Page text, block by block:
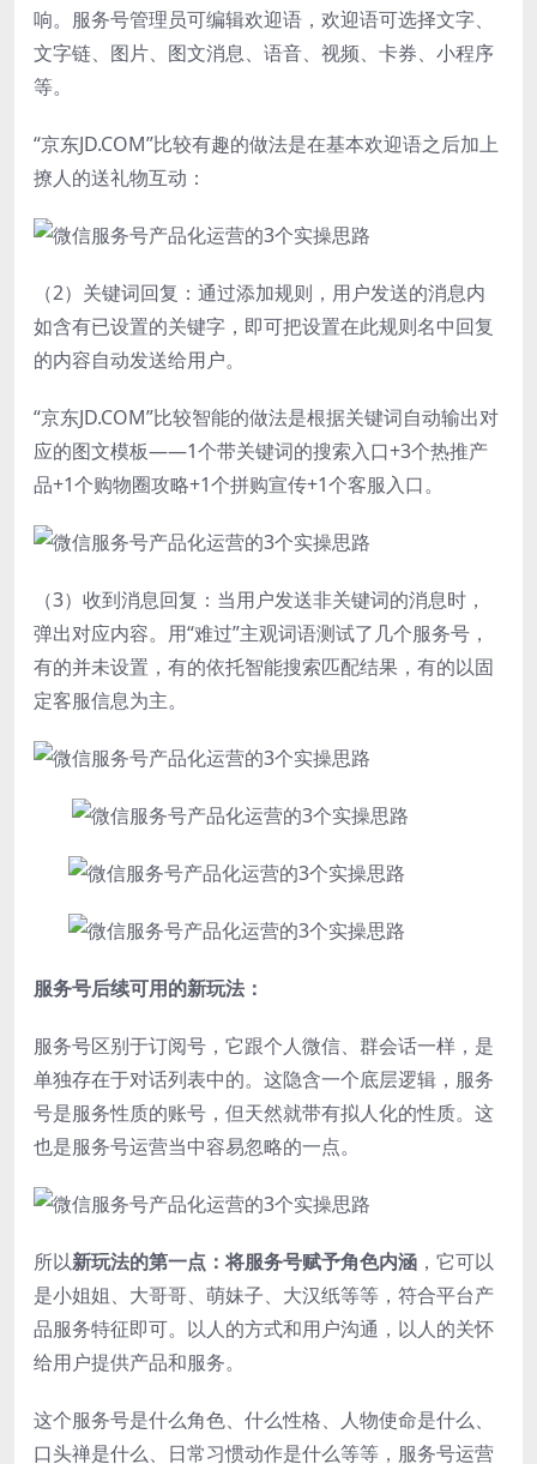
响。服务号管理员可编辑欢迎语，欢迎语可选择文字、
文字链、图片、图文消息、语音、视频、卡券、小程序
等。
“京东JD.COM”比较有趣的做法是在基本欢迎语之后加上
撩人的送礼物互动：
（2）关键词回复：通过添加规则，用户发送的消息内
如含有已设置的关键字，即可把设置在此规则名中回复
的内容自动发送给用户。
“京东JD.COM”比较智能的做法是根据关键词自动输出对
应的图文模板——1个带关键词的搜索入口+3个热推产
品+1个购物圈攻略+1个拼购宣传+1个客服入口。
（3）收到消息回复：当用户发送非关键词的消息时，
弹出对应内容。用“难过”主观词语测试了几个服务号，
有的并未设置，有的依托智能搜索匹配结果，有的以固
定客服信息为主。
服务号后续可用的新玩法：
服务号区别于订阅号，它跟个人微信、群会话一样，是
单独存在于对话列表中的。这隐含一个底层逻辑，服务
号是服务性质的账号，但天然就带有拟人化的性质。这
也是服务号运营当中容易忽略的一点。
所以新玩法的第一点：将服务号赋予角色内涵 ，它可以
是小姐姐、大哥哥、萌妹子、大汉纸等等，符合平台产
品服务特征即可。以人的方式和用户沟通，以人的关怀
给用户提供产品和服务。
这个服务号是什么角色、什么性格、人物使命是什么、
口头禅是什么、日常习惯动作是什么等等，服务号运营